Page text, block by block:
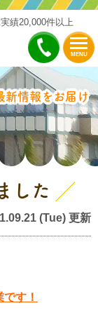
MENU
績20,000件以上
新情報をお届け
した
(Tue) 更新
す！